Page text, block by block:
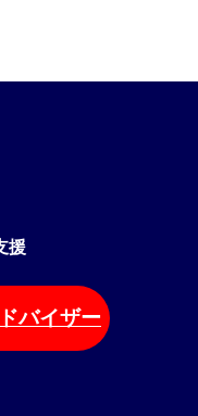
援
バイザー